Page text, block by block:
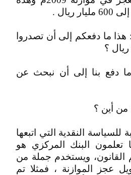
.
هذا ما دفعكم إلى أن تصدروا
دفع بنا إلى أن نبحث عن
من أين ؟
للسياسة النقدية التي اتبعها
تعلمون البنك المركزي هو
ويستخدم جملة من
عجز الموازنة ، فمثلا تم